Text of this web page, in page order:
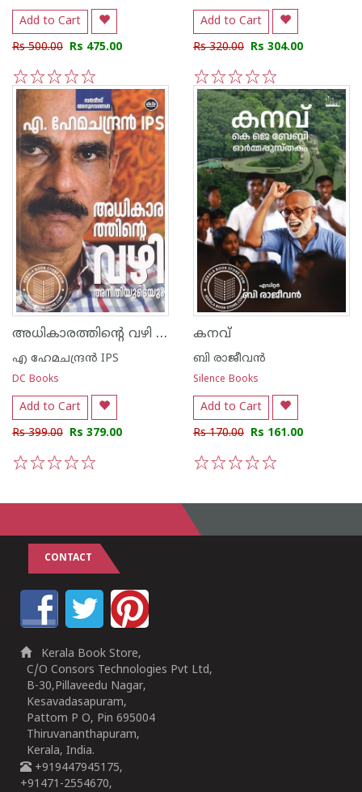
Add to Cart
Rs 500.00 Rs 475.00
5
4
3
2
1
Add to Cart
Rs 320.00 Rs 304.00
5
4
3
2
1
അധികാരത്തിന്റെ വഴി അനീതിയുടെയും
എ ഹേമചന്ദ്രന്‍ IPS
DC Books
Add to Cart
Rs 399.00 Rs 379.00
കനവ്
ബി രാജീവന്‍
Silence Books
Add to Cart
Rs 170.00 Rs 161.00
CONTACT
Kerala Book Store,
C/O Consors Technologies Pvt Ltd,
B-30,Pillaveedu Nagar,
Kesavadasapuram,
Pattom P O, Pin 695004
Thiruvananthapuram,
Kerala, India.
+919447945175,
+91471-2554670,